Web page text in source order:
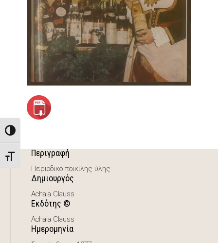
Toggle High Contrast
Toggle Font size
Περιγραφή
Περιοδικό ποικίλης ύλης
Δημιουργός
Achaia Clauss
Εκδότης ©
Achaia Clauss
Ημερομηνία